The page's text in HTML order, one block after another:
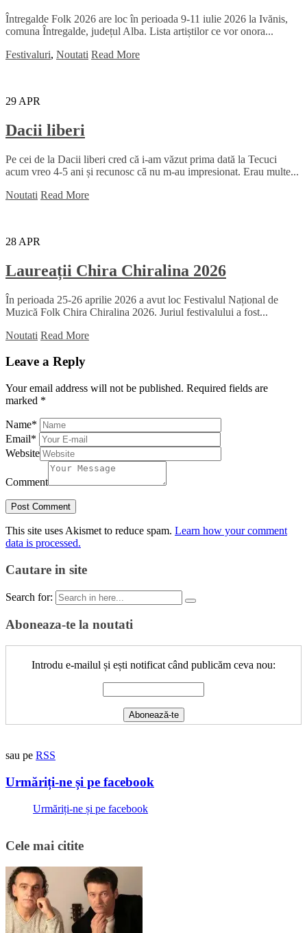
Întregalde Folk 2026 are loc în perioada 9-11 iulie 2026 la Ivănis,
comuna Întregalde, județul Alba. Lista artiștilor ce vor onora...
Festivaluri, Noutati Read More
29 APR
Dacii liberi
Pe cei de la Dacii liberi cred că i-am văzut prima dată la Tecuci
acum vreo 4-5 ani și recunosc că nu m-au impresionat. Erau multe...
Noutati Read More
28 APR
Laureații Chira Chiralina 2026
În perioada 25-26 aprilie 2026 a avut loc Festivalul Național de
Muzică Folk Chira Chiralina 2026. Juriul festivalului a fost...
Noutati Read More
Leave a Reply
Your email address will not be published. Required fields are
marked *
Name*
Email*
Website
Comment
This site uses Akismet to reduce spam. Learn how your comment
data is processed.
Cautare in site
Search for:
Aboneaza-te la noutati
Introdu e-mailul și ești notificat când publicăm ceva nou:
sau pe RSS
Urmăriți-ne și pe facebook
Urmăriți-ne și pe facebook
Cele mai citite